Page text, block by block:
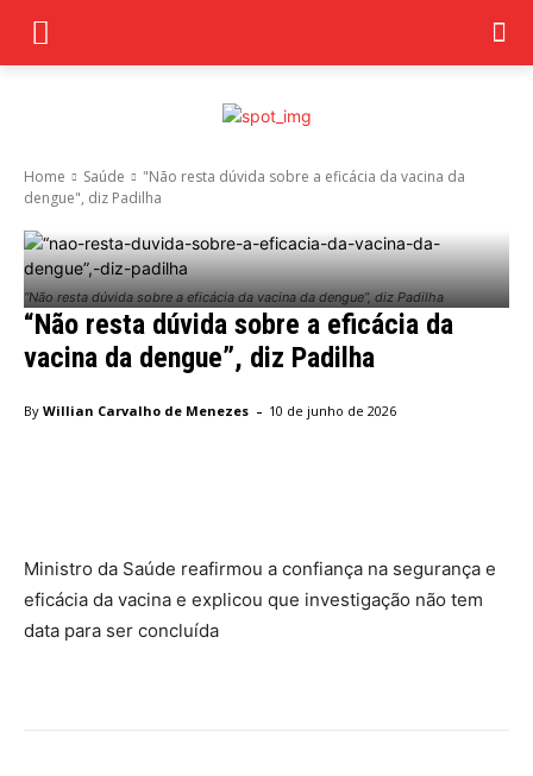
Home Saúde
"Não resta dúvida sobre a eficácia da vacina da
dengue", diz Padilha
“Não resta dúvida sobre a eficácia da vacina da dengue”, diz Padilha
“Não resta dúvida sobre a eficácia da
vacina da dengue”, diz Padilha
By Willian Carvalho de Menezes - 10 de junho de 2026
Ministro da Saúde reafirmou a confiança na segurança e
eficácia da vacina e explicou que investigação não tem
data para ser concluída